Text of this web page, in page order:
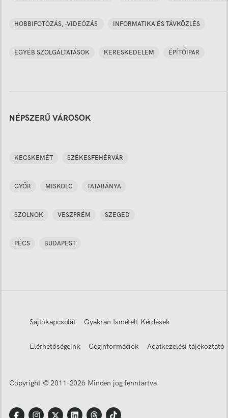
HOBBIFOTÓZÁS, -VIDEÓZÁS INFORMATIKA ÉS TÁVKÖZLÉS
EGYÉB SZOLGÁLTATÁSOK KERESKEDELEM ÉPÍTŐIPAR
NÉPSZERŰ VÁROSOK
KECSKEMÉT SZÉKESFEHÉRVÁR
GYŐR MISKOLC TATABÁNYA
SZOLNOK VESZPRÉM SZEGED
PÉCS BUDAPEST
Sajtókapcsolat Gyakran Ismételt Kérdések
Elérhetőségeink Céginformációk Adatkezelési tájékoztató
Copyright © 2011-2026 Minden jog fenntartva